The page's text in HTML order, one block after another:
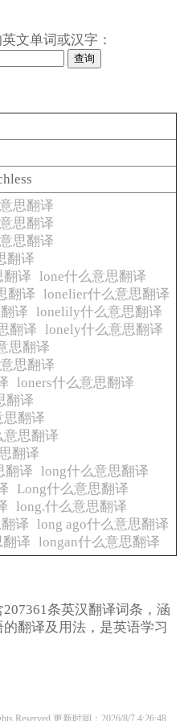
文单词或汉字：
思翻译
思翻译
思翻译
翻译
翻译 lone什么意思翻译
翻译 lonelier什么意思翻译
译 lonelily什么意思翻译
翻译 lonely什么意思翻译
思翻译
思翻译
loners什么意思翻译
翻译
思翻译
意思翻译
翻译
翻译 long什么意思翻译
Long什么意思翻译
long.什么意思翻译
译 long ago什么意思翻译
翻译 longan什么意思翻译
条英汉翻译词条，涵
翻译及用法，是英语学习
Reserved 更新时间：2026/8/7 4:26:48